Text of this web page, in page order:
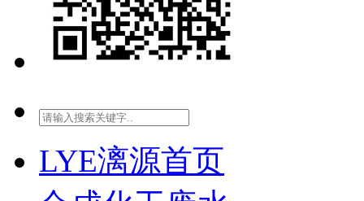
LYE漓源首页